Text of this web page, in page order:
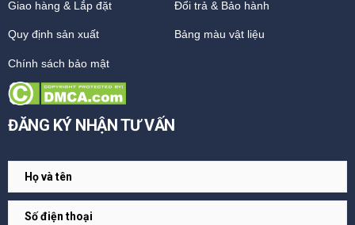
Giao hàng & Lắp đặt Đổi trả & Bảo hành
Quy định sản xuất Bảng màu vật liệu
Chính sách bảo mật
ĐĂNG KÝ NHẬN TƯ VẤN